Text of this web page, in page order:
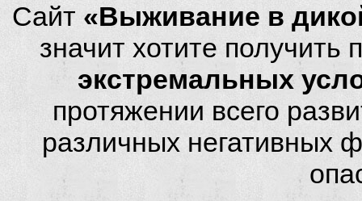
Сайт «Выживание в
значит хотите
экстремальных
протяжении всего
различных негативных